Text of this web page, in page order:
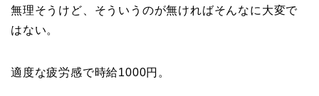
無理そうけど、そういうのが無ければそんなに大変で
はない。
適度な疲労感で時給1000円。